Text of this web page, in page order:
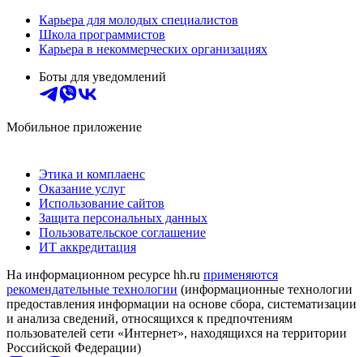
Карьера для молодых специалистов
Школа программистов
Карьера в некоммерческих организациях
Боты для уведомлений
Мобильное приложение
Этика и комплаенс
Оказание услуг
Использование сайтов
Защита персональных данных
Пользовательское соглашение
ИТ аккредитация
На информационном ресурсе hh.ru применяются
рекомендательные технологии (информационные технологии
предоставления информации на основе сбора, систематизации
и анализа сведений, относящихся к предпочтениям
пользователей сети «Интернет», находящихся на территории
Российской Федерации)